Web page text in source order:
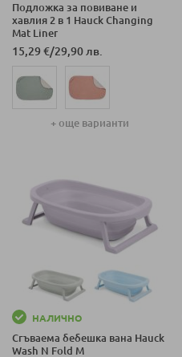
Подложка за повиване и
хавлия 2 в 1 Hauck Changing
Mat Liner
15,29 €/29,90 лв.
+ още варианти
НАЛИЧНО
Сгъваема бебешка вана Hauck
Wash N Fold M